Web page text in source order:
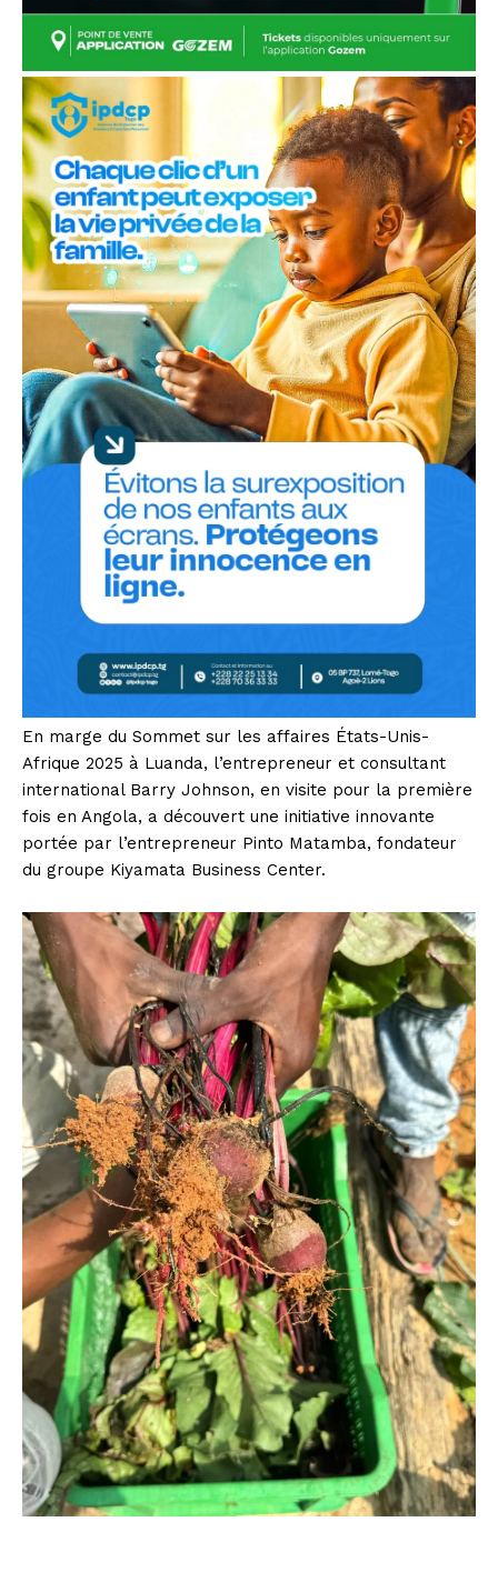
En marge du Sommet sur les affaires États-Unis-
Afrique 2025 à Luanda, l’entrepreneur et consultant
international Barry Johnson, en visite pour la première
fois en Angola, a découvert une initiative innovante
portée par l’entrepreneur Pinto Matamba, fondateur
du groupe Kiyamata Business Center.